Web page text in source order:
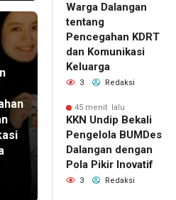
Warga Dalangan
tentang
Pencegahan KDRT
dan Komunikasi
Keluarga
3 Redaksi
45 menit lalu
KKN Undip Bekali
Pengelola BUMDes
Dalangan dengan
Pola Pikir Inovatif
3 Redaksi